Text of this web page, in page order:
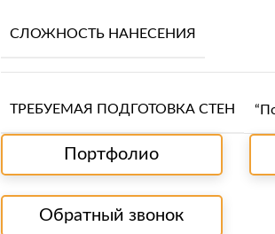
СЛОЖНОСТЬ НАНЕСЕНИЯ
ТРЕБУЕМАЯ ПОДГОТОВКА СТЕН
Портфолио
Обратный звонок